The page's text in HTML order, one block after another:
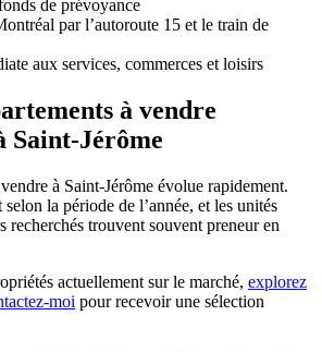
de prévoyance
par l’autoroute 15 et le train de
aux services, commerces et loisirs
à vendre
Saint-Jérôme
à Saint-Jérôme évolue rapidement.
la période de l’année, et les unités
recherchés trouvent souvent preneur en
actuellement sur le marché, explorez
moi pour recevoir une sélection